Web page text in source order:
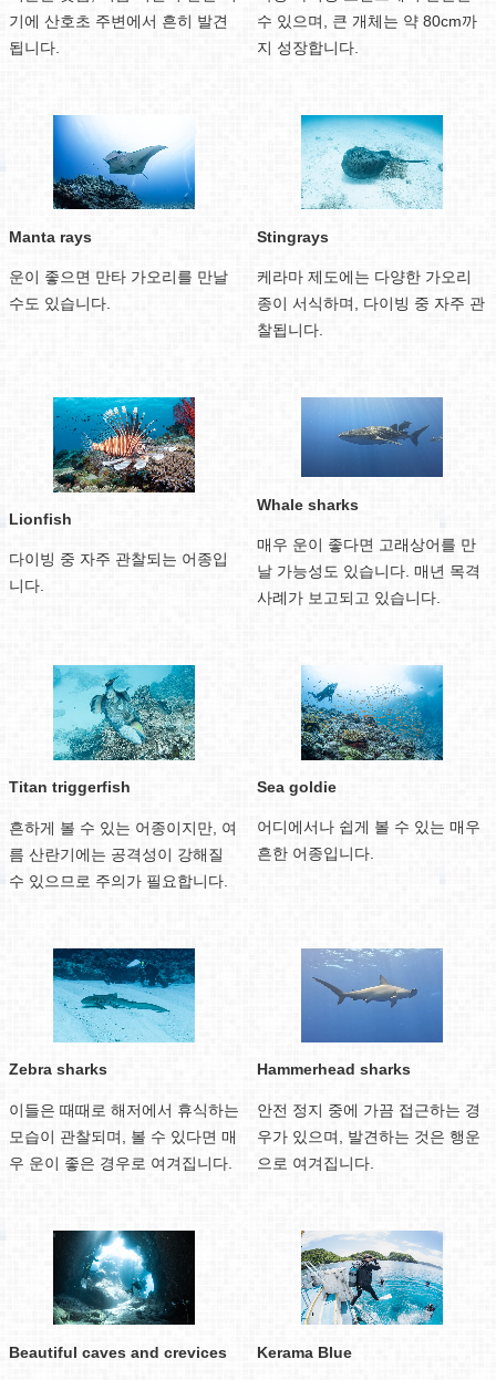
기에 산호초 주변에서 흔히 발견
됩니다.
수 있으며, 큰 개체는 약 80cm까
지 성장합니다.
Manta rays
운이 좋으면 만타 가오리를 만날
수도 있습니다.
Stingrays
케라마 제도에는 다양한 가오리
종이 서식하며, 다이빙 중 자주 관
찰됩니다.
Lionfish
다이빙 중 자주 관찰되는 어종입
니다.
Whale sharks
매우 운이 좋다면 고래상어를 만
날 가능성도 있습니다. 매년 목격
사례가 보고되고 있습니다.
Titan triggerfish
흔하게 볼 수 있는 어종이지만, 여
름 산란기에는 공격성이 강해질
수 있으므로 주의가 필요합니다.
Sea goldie
어디에서나 쉽게 볼 수 있는 매우
흔한 어종입니다.
Zebra sharks
이들은 때때로 해저에서 휴식하는
모습이 관찰되며, 볼 수 있다면 매
우 운이 좋은 경우로 여겨집니다.
Hammerhead sharks
안전 정지 중에 가끔 접근하는 경
우가 있으며, 발견하는 것은 행운
으로 여겨집니다.
Beautiful caves and crevices Kerama Blue